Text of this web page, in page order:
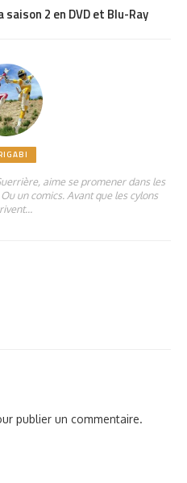
2 en DVD et Blu-Ray
aime se promener dans les
un comics. Avant que les cylons
publier un commentaire.